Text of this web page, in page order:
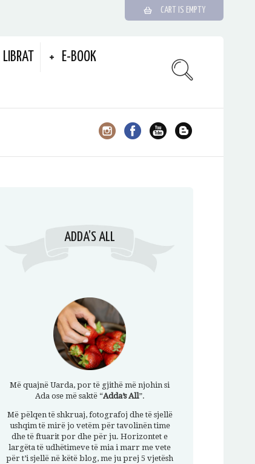
CART IS EMPTY
LIBRAT E-BOOK
ADDA’S ALL
Më quajnë Uarda, por të gjithë më njohin si
Ada ose më saktë “Adda’s All”.
Më pëlqen të shkruaj, fotografoj dhe të sjellë
ushqim të mirë jo vetëm për tavolinën time
dhe të ftuarit por dhe për ju. Horizontet e
largëta të udhëtimeve të mia i marr me vete
për t’i sjellë në këtë blog, me ju prej 5 vjetësh